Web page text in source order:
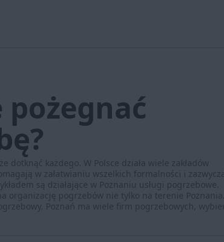
pożegnać
dotknąć każdego. W Polsce działa wiele zakładów
w załatwianiu wszelkich formalności i zazwyczaj
są działające w Poznaniu usługi pogrzebowe.
organizację pogrzebów nie tylko na terenie Poznania.
Poznań ma wiele firm pogrzebowych,